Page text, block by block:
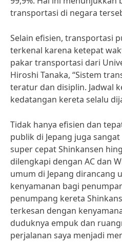
transportasi di negara
Selain efisien, transportasi
terkenal karena ketepat
pakar transportasi dari
Hiroshi Tanaka, “Sistem
teratur dan disiplin. Jadwal
kedatangan kereta selalu
Tidak hanya efisien dan
publik di Jepang juga
super cepat Shinkansen
dilengkapi dengan AC dan
umum di Jepang dirancang
kenyamanan bagi
penumpang kereta
terkesan dengan
duduknya empuk dan
perjalanan saya menjadi